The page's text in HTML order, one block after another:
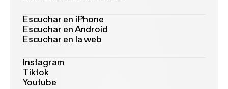
Escuchar en iPhone
Escuchar en Android
Escuchar en la web
Instagram
Tiktok
Youtube